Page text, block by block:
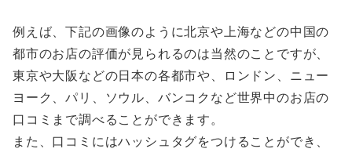
例えば、下記の画像のように北京や上海などの中国の
都市のお店の評価が見られるのは当然のことですが、
東京や大阪などの日本の各都市や、ロンドン、ニュー
ヨーク、パリ、ソウル、バンコクなど世界中のお店の
口コミまで調べることができます。
また、口コミにはハッシュタグをつけることができ、